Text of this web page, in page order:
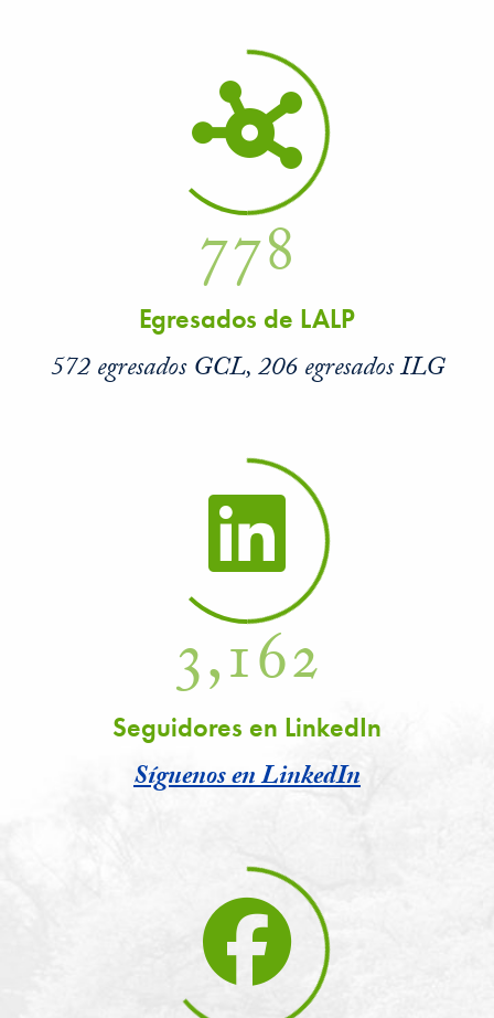
778
Egresados de LALP
572 egresados GCL, 206 egresados ILG
3,162
Seguidores en LinkedIn
Síguenos en LinkedIn